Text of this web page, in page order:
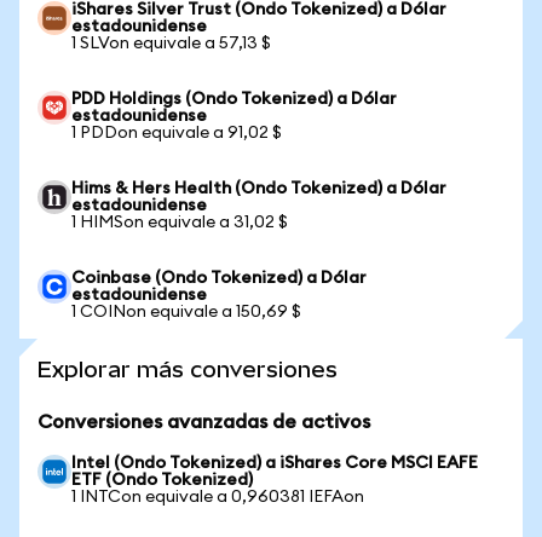
iShares Silver Trust (Ondo Tokenized) a Dólar
estadounidense
1 SLVon equivale a 57,13 $
PDD Holdings (Ondo Tokenized) a Dólar
estadounidense
1 PDDon equivale a 91,02 $
Hims & Hers Health (Ondo Tokenized) a Dólar
estadounidense
1 HIMSon equivale a 31,02 $
Coinbase (Ondo Tokenized) a Dólar
estadounidense
1 COINon equivale a 150,69 $
Explorar más conversiones
Conversiones avanzadas de activos
Intel (Ondo Tokenized) a iShares Core MSCI EAFE
ETF (Ondo Tokenized)
1 INTCon equivale a 0,960381 IEFAon